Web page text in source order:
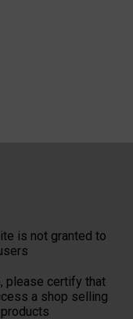
is not granted to
please certify that
a shop selling